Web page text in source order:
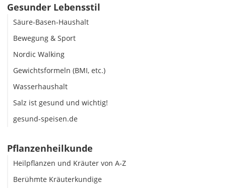
Gesunder Lebensstil
Säure-Basen-Haushalt
Bewegung & Sport
Nordic Walking
Gewichtsformeln (BMI, etc.)
Wasserhaushalt
Salz ist gesund und wichtig!
gesund-speisen.de
Pflanzenheilkunde
Heilpflanzen und Kräuter von A-Z
Berühmte Kräuterkundige